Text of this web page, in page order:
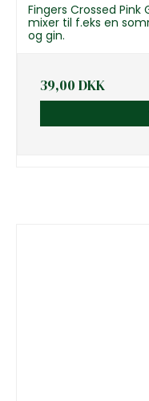
Fingers Crossed
mixer til f.eks en
og gin.
39,00 DKK